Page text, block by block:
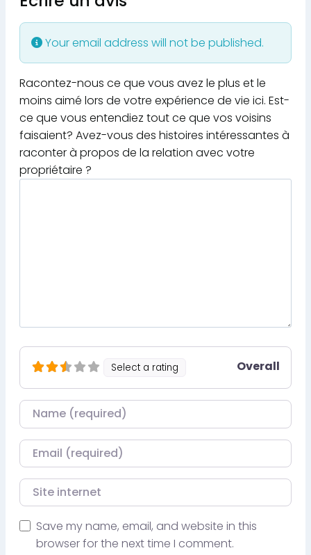
Your email address will not be published.
Racontez-nous ce que vous avez le plus et le
moins aimé lors de votre expérience de vie ici. Est-
ce que vous entendiez tout ce que vos voisins
faisaient? Avez-vous des histoires intéressantes à
raconter à propos de la relation avec votre
propriétaire ?
Select a rating Overall
Nom
Courriel
Site internet
Save my name, email, and website in this
browser for the next time I comment.